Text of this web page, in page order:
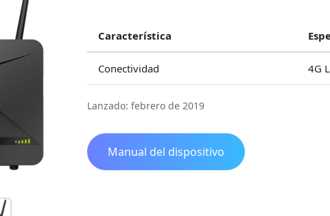
Característica
Conectividad 4G
Lanzado: febrero de 2019
Manual del dispositivo